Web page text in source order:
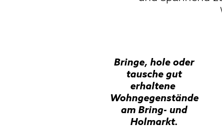
tausche gut
erhaltene
Wohngegenstände
am Bring- und
Holmarkt.
Bringe, hole oder
tausche gut
erhaltene
Wohngegenstände
am Bring- und
Holmarkt.